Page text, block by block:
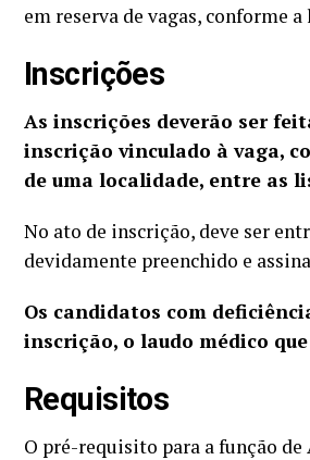
em reserva de vagas, conforme
Inscrições
As inscrições deverão ser
inscrição vinculado à vaga,
de uma localidade, entre as
No ato de inscrição, deve ser
devidamente preenchido e
Os candidatos com
inscrição, o laudo médico
Requisitos
O pré-requisito para a função de